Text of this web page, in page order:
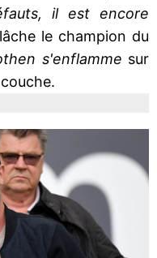
il est encore
le champion du
s'enflamme sur